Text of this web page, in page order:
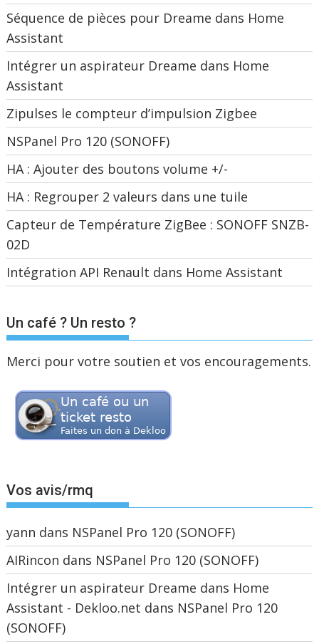
Séquence de pièces pour Dreame dans Home
Assistant
Intégrer un aspirateur Dreame dans Home
Assistant
Zipulses le compteur d’impulsion Zigbee
NSPanel Pro 120 (SONOFF)
HA : Ajouter des boutons volume +/-
HA : Regrouper 2 valeurs dans une tuile
Capteur de Température ZigBee : SONOFF SNZB-
02D
Intégration API Renault dans Home Assistant
Un café ? Un resto ?
Merci pour votre soutien et vos encouragements.
Vos avis/rmq
yann dans NSPanel Pro 120 (SONOFF)
AIRincon dans NSPanel Pro 120 (SONOFF)
Intégrer un aspirateur Dreame dans Home
Assistant - Dekloo.net dans NSPanel Pro 120
(SONOFF)